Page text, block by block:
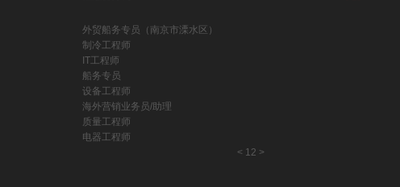
外贸船务专员（南京市溧水区）
制冷工程师
IT工程师
船务专员
设备工程师
海外营销业务员/助理
质量工程师
电器工程师
< 12 >